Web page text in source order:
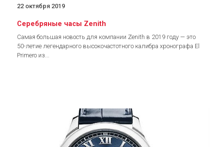
22 октября 2019
Серебряные часы Zenith
Самая большая новость для компании Zenith в 2019 году — это
50-летие легендарного высокочастотного калибра хронографа El
Primero из...